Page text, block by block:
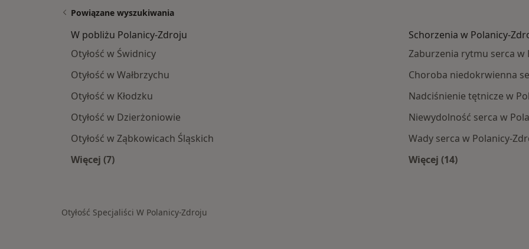
Powiązane wyszukiwania
W pobliżu Polanicy-Zdroju
Otyłość w Świdnicy
Otyłość w Wałbrzychu
Otyłość w Kłodzku
Otyłość w Dzierżoniowie
Otyłość w Ząbkowicach Śląskich
Więcej (7)
Schorzenia w Polanicy-
Zaburzenia rytmu serca w
Choroba niedokrwienna
Nadciśnienie tętnicze w
Niewydolność serca w
Wady serca w Polanicy-
Więcej (14)
Otyłość Specjaliści W Polanicy-Zdroju